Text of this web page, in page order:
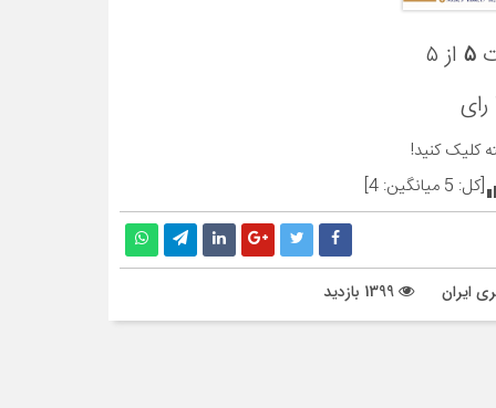
۵ از ۵
رای
کلیک کنید!
[کل: 5 میانگین:4
]
ایران